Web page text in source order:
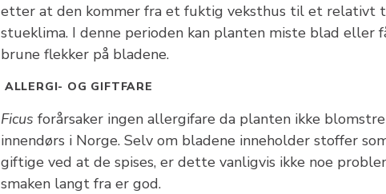
etter at den kommer fra et fuktig veksthus til et relativt
stueklima. I denne perioden kan planten miste blad eller
brune flekker på bladene.
ALLERGI- OG GIFTFARE
Ficus forårsaker ingen allergifare da planten ikke
innendørs i Norge. Selv om bladene inneholder stoffer
giftige ved at de spises, er dette vanligvis ikke noe
smaken langt fra er god.